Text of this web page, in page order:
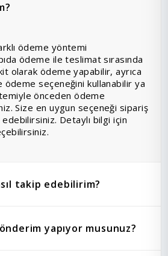
ödeme yöntemi
ödeme ile teslimat sırasında
olarak ödeme yapabilir, ayrıca
ödeme seçeneğini kullanabilir ya
önceden ödeme
Size en uygun seçeneği sipariş
Detaylı bilgi için
takip edebilirim?
yapıyor musunuz?